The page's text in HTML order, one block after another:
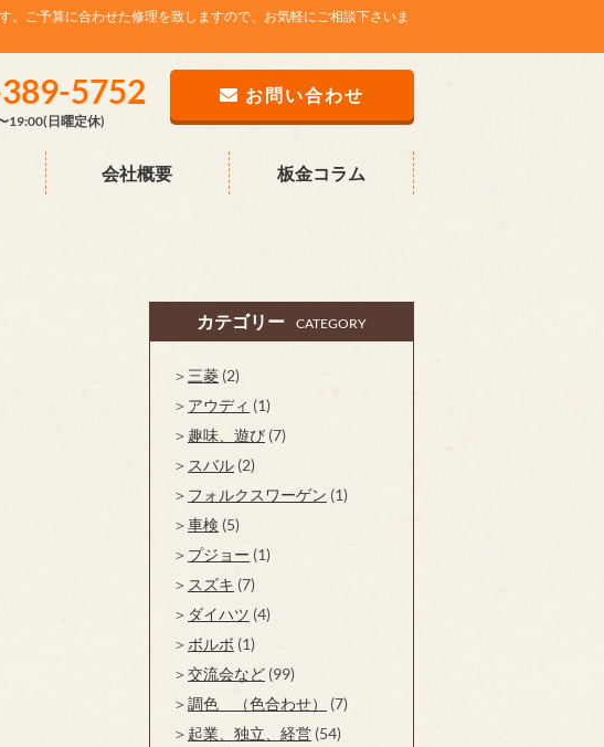
。ご予算に合わせた修理を致しますので、お気軽にご相談下さいま
5752
日曜定休)
お問い合わせ
会社概要 板金コラム
カテゴリー CATEGORY
三菱 (2)
アウディ (1)
趣味、遊び (7)
スバル (2)
フォルクスワーゲン (1)
車検 (5)
プジョー (1)
スズキ (7)
ダイハツ (4)
ボルボ (1)
交流会など (99)
調色 （色合わせ）
(7)
起業、独立、経営 (54)